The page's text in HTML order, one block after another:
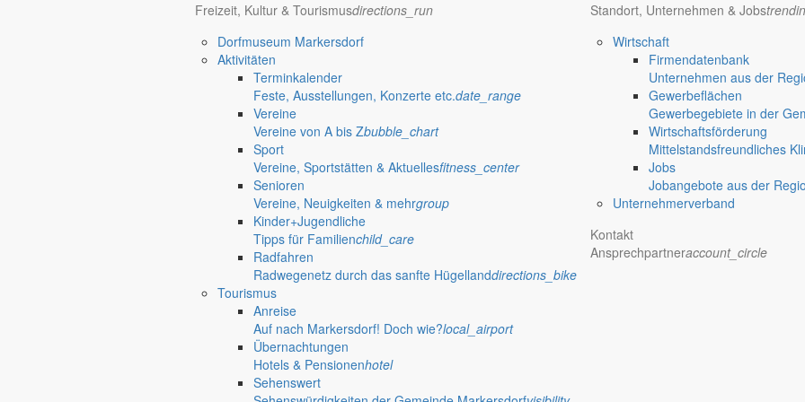
Freizeit, Kultur & Tourismusdirections_run
Dorfmuseum Markersdorf
Aktivitäten
Terminkalender
Feste, Ausstellungen, Konzerte etc.date_range
Vereine
Vereine von A bis Zbubble_chart
Sport
Vereine, Sportstätten & Aktuellesfitness_center
Senioren
Vereine, Neuigkeiten & mehrgroup
Kinder+Jugendliche
Tipps für Familienchild_care
Radfahren
Radwegenetz durch das sanfte Hügellanddirections_bike
Tourismus
Anreise
Auf nach Markersdorf! Doch wie?local_airport
Übernachtungen
Hotels & Pensionenhotel
Sehenswert
Standort, Unternehmen & Jobs
Wirtschaft
Firmendatenbank
Unternehmen aus der
Gewerbeflächen
Gewerbegebiete in der
Wirtschaftsförderung
Mittelstandsfreundliches
Jobs
Jobangebote aus der
Unternehmerverband
Kontakt
Ansprechpartneraccount_circle
Mit Blick auf Bildung, Infrastruktur, Gewässerschutz und die Zukunft des Dorfmuseums zeigt Bürgermeister Silvio Renger, wie vielfältig die
Bürgermeister August 2025
Bürgermeister Silvio Renger lädt zur Mitwirkung an einer Studie über leerstehende Immobilien ein und blickt zugleich auf erfolgreiche
In seinem Sommergruß berichtet Bürgermeister Silvio Renger über Erfolge im Sport, Herausforderungen im Haushalt und geplante
Bürgermeister Silvio Renger informiert über aktuelle Herausforderungen und Entwicklungen in Markersdorf – von Grasmahd über Kita-